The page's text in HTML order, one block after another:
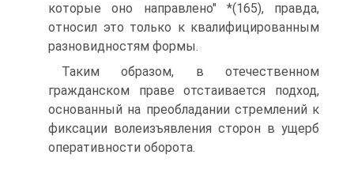
которые оно направлено" *(165), правда,
относил это только к квалифицированным
разновидностям формы.
Таким образом, в отечественном
гражданском праве отстаивается подход,
основанный на преобладании стремлений к
фиксации волеизъявления сторон в ущерб
оперативности оборота.